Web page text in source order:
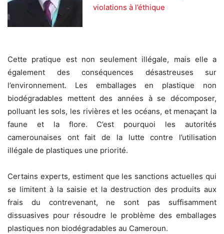
violations à l’éthique
Cette pratique est non seulement illégale, mais elle a
également des conséquences désastreuses sur
l’environnement. Les emballages en plastique non
biodégradables mettent des années à se décomposer,
polluant les sols, les rivières et les océans, et menaçant la
faune et la flore. C’est pourquoi les autorités
camerounaises ont fait de la lutte contre l’utilisation
illégale de plastiques une priorité.
Certains experts, estiment que les sanctions actuelles qui
se limitent à la saisie et la destruction des produits aux
frais du contrevenant, ne sont pas suffisamment
dissuasives pour résoudre le problème des emballages
plastiques non biodégradables au Cameroun.